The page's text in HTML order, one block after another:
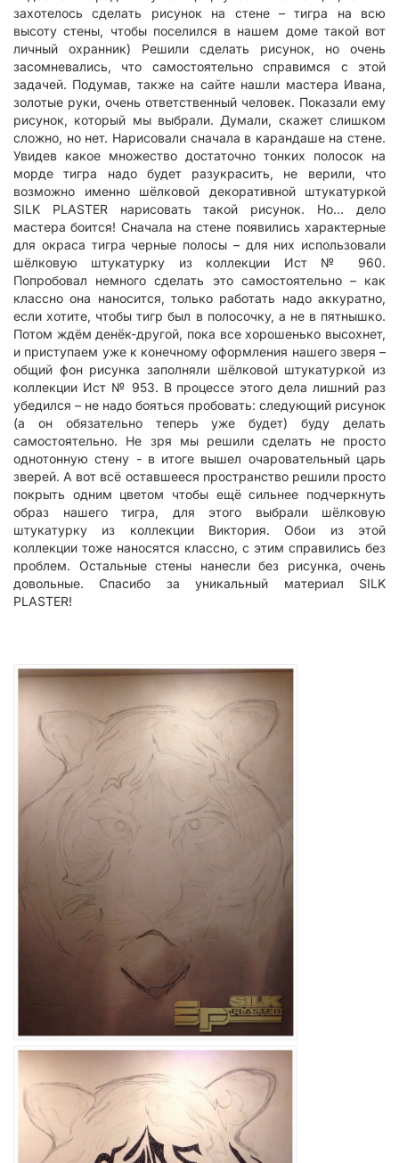
захотелось сделать рисунок на стене – тигра на всю
высоту стены, чтобы поселился в нашем доме такой вот
личный охранник) Решили сделать рисунок, но очень
засомневались, что самостоятельно справимся с этой
задачей. Подумав, также на сайте нашли мастера Ивана,
золотые руки, очень ответственный человек. Показали ему
рисунок, который мы выбрали. Думали, скажет слишком
сложно, но нет. Нарисовали сначала в карандаше на стене.
Увидев какое множество достаточно тонких полосок на
морде тигра надо будет разукрасить, не верили, что
возможно именно шёлковой декоративной штукатуркой
SILK PLASTER нарисовать такой рисунок. Но… дело
мастера боится! Сначала на стене появились характерные
для окраса тигра черные полосы – для них использовали
шёлковую штукатурку из коллекции Ист № 960.
Попробовал немного сделать это самостоятельно – как
классно она наносится, только работать надо аккуратно,
если хотите, чтобы тигр был в полосочку, а не в пятнышко.
Потом ждём денёк-другой, пока все хорошенько высохнет,
и приступаем уже к конечному оформления нашего зверя –
общий фон рисунка заполняли шёлковой штукатуркой из
коллекции Ист № 953. В процессе этого дела лишний раз
убедился – не надо бояться пробовать: следующий рисунок
(а он обязательно теперь уже будет) буду делать
самостоятельно. Не зря мы решили сделать не просто
однотонную стену - в итоге вышел очаровательный царь
зверей. А вот всё оставшееся пространство решили просто
покрыть одним цветом чтобы ещё сильнее подчеркнуть
образ нашего тигра, для этого выбрали шёлковую
штукатурку из коллекции Виктория. Обои из этой
коллекции тоже наносятся классно, с этим справились без
проблем. Остальные стены нанесли без рисунка, очень
довольные. Спасибо за уникальный материал SILK
PLASTER!